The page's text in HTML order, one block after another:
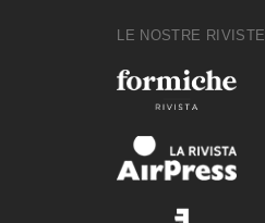
LE NOSTRE RIVISTE